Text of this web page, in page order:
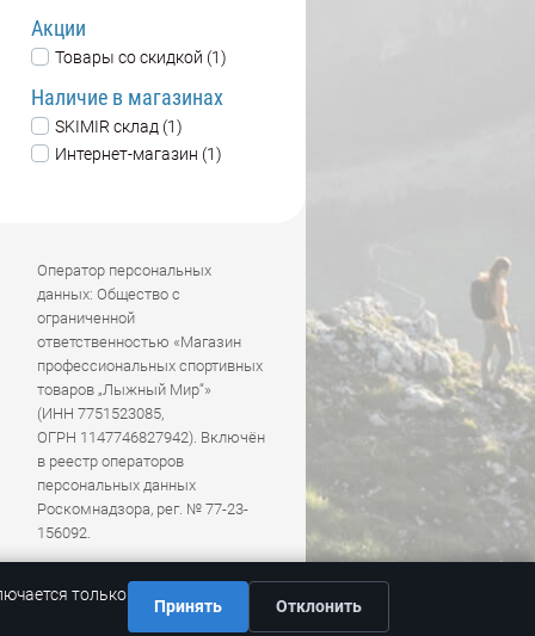
Акции
Товары со скидкой (1)
Наличие в магазинах
SKIMIR склад (1)
Интернет-магазин (1)
Оператор персональных
данных: Общество с
ограниченной
ответственностью «Магазин
профессиональных спортивных
товаров „Лыжный Мир“»
(ИНН 7751523085,
ОГРН 1147746827942). Включён
в реестр операторов
персональных данных
Роскомнадзора, рег. № 77-23-
156092.
только
Принять Отклонить